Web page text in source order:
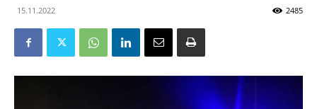
15.11.2022 2485